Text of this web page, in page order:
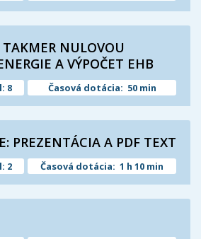
TAKMER NULOVOU
A VÝPOČET EHB
8 Časová dotácia: 50 min
PREZENTÁCIA A PDF TEXT
2 Časová dotácia: 1 h 10 min